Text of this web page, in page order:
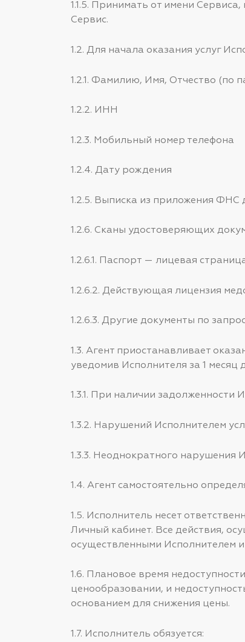
1.1.5. Принимать от имени
Сервис.
1.2. Для начала оказания услуг
1.2.1. Фамилию, Имя, Отчество (по
1.2.2. ИНН
1.2.3. Мобильный номер телефона
1.2.4. Дату рождения
1.2.5. Выписка из приложения ФНС
1.2.6. Сканы удостоверяющих
1.2.6.1. Паспорт — лицевая
1.2.6.2. Действующая лицензия
1.2.6.3. Другие документы по
1.3. Агент приостанавливает
уведомив Исполнителя за 1
1.3.1. При наличии задолженности
1.3.2. Нарушений Исполнителем
1.3.3. Неоднократного нарушения
1.4. Агент самостоятельно
1.5. Исполнитель несет
Личный кабинет. Все действия,
осуществленными Исполнителем и
1.6. Плановое время
ценообразовании, и
основанием для снижения цены.
1.7. Исполнитель обязуется: